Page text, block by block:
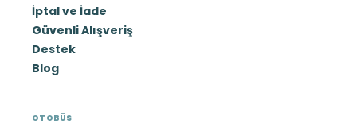
İptal ve İade
Güvenli Alışveriş
Destek
Blog
OTOBÜS